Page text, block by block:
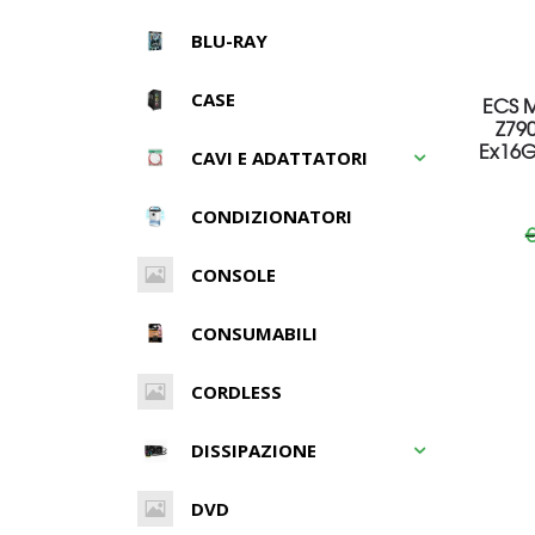
BLU-RAY
CASE
CAVI E ADATTATORI
CONDIZIONATORI
CONSOLE
CONSUMABILI
CORDLESS
DISSIPAZIONE
DVD
ECS
€